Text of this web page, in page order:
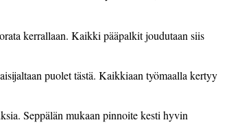
kerrallaan. Kaikki pääpalkit joudutaan siis
puolet tästä. Kaikkiaan työmaalla kertyy
Seppälän mukaan pinnoite kesti hyvin